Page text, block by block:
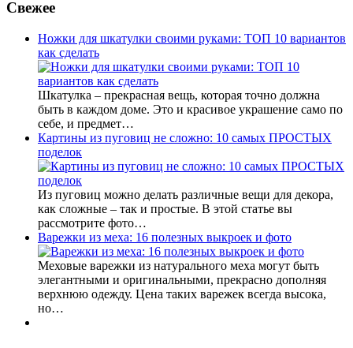
Свежее
Ножки для шкатулки своими руками: ТОП 10 вариантов
как сделать
Шкатулка – прекрасная вещь, которая точно должна
быть в каждом доме. Это и красивое украшение само по
себе, и предмет…
Картины из пуговиц не сложно: 10 самых ПРОСТЫХ
поделок
Из пуговиц можно делать различные вещи для декора,
как сложные – так и простые. В этой статье вы
рассмотрите фото…
Варежки из меха: 16 полезных выкроек и фото
Меховые варежки из натурального меха могут быть
элегантными и оригинальными, прекрасно дополняя
верхнюю одежду. Цена таких варежек всегда высока,
но…